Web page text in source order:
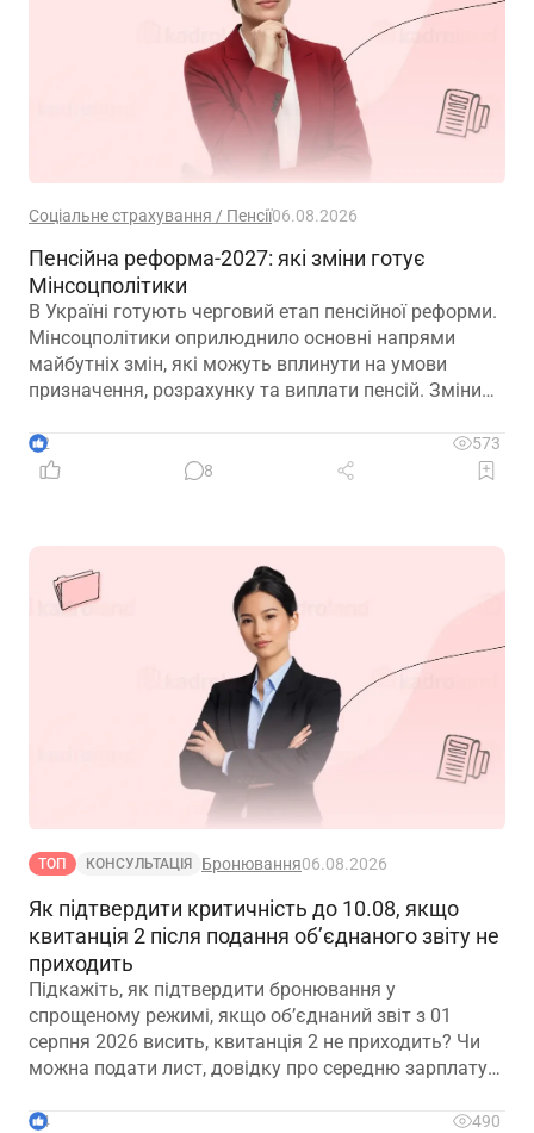
Соціальне страхування / Пенсії06.08.2026
Пенсійна реформа-2027: які зміни готує
Мінсоцполітики
В Україні готують черговий етап пенсійної реформи.
Мінсоцполітики оприлюднило основні напрями
майбутніх змін, які можуть вплинути на умови
призначення, розрахунку та виплати пенсій. Зміни
2
573
8
ТОП КОНСУЛЬТАЦІЯ Бронювання06.08.2026
Як підтвердити критичність до 10.08, якщо
квитанція 2 після подання об’єднаного звіту не
приходить
Підкажіть, як підтвердити бронювання у
спрощеному режимі, якщо обʼєднаний звіт з 01
серпня 2026 висить, квитанція 2 не приходить? Чи
можна подати лист, довідку про середню зарплату
4
490